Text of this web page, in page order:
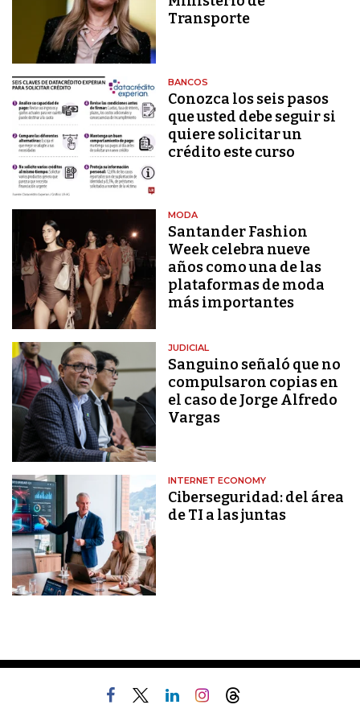
Transporte
BANCOS
Conozca los seis pasos
que usted debe seguir si
quiere solicitar un
crédito este curso
MODA
Santander Fashion
Week celebra nueve
años como una de las
plataformas de moda
más importantes
JUDICIAL
Sanguino señaló que no
compulsaron copias en
el caso de Jorge Alfredo
Vargas
INTERNET ECONOMY
Ciberseguridad: del área
de TI a las juntas